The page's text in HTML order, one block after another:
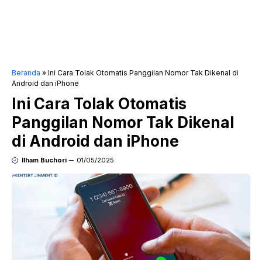
Beranda » Ini Cara Tolak Otomatis Panggilan Nomor Tak Dikenal di
Android dan iPhone
Ini Cara Tolak Otomatis
Panggilan Nomor Tak Dikenal
di Android dan iPhone
Ilham Buchori 01/05/2025